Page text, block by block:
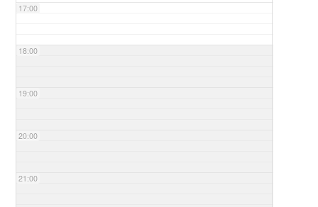
17:00
18:00
19:00
20:00
21:00